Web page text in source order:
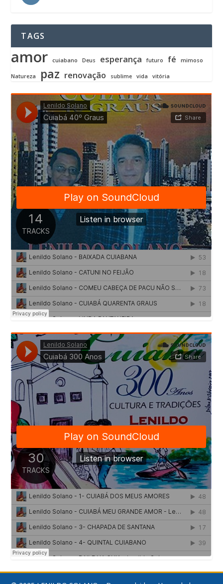
TAGS
amor cuiabano Deus esperança futuro fé mimoso
Natureza paz renovação sublime vida vitória